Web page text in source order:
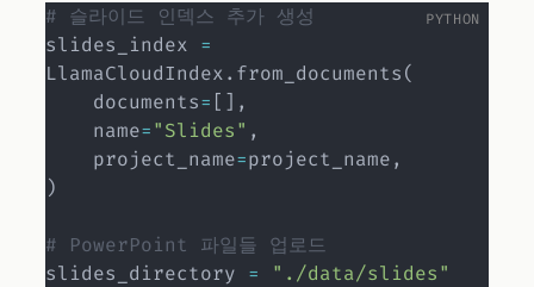
# 슬라이드 인덱스 추가 생성
slides_index =
LlamaCloudIndex. from_documents(
    documents
= [ ] ,
    name
="Slides" ,
    project_name
=project_name,
)
# PowerPoint 파일들 업로드
slides_directory =
"./data/slides"